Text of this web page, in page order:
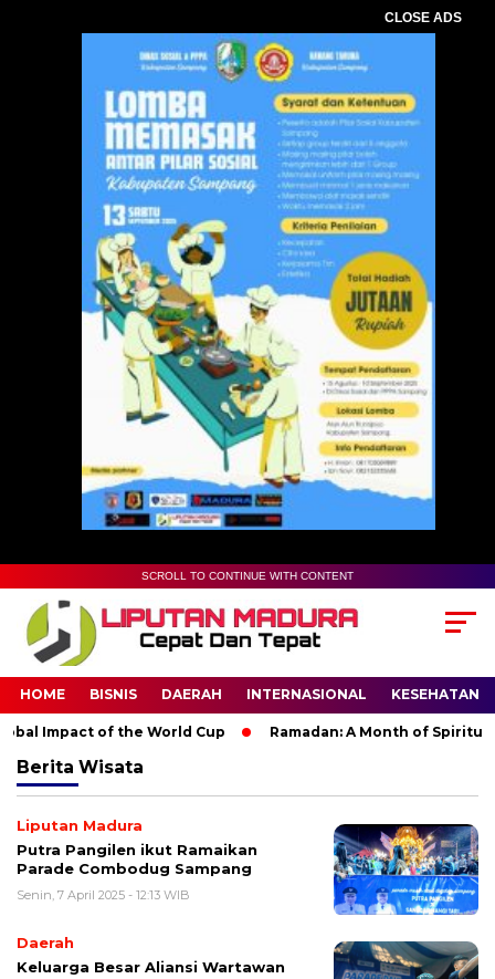
CLOSE ADS
SCROLL TO CONTINUE WITH CONTENT
HOME BISNIS DAERAH INTERNASIONAL KESEHATAN
Impact of the World Cup Ramadan: A Month of Spiritual
Berita Wisata
Liputan Madura
Putra Pangilen ikut Ramaikan
Parade Combodug Sampang
Senin, 7 April 2025 - 12:13 WIB
Daerah
Keluarga Besar Aliansi Wartawan